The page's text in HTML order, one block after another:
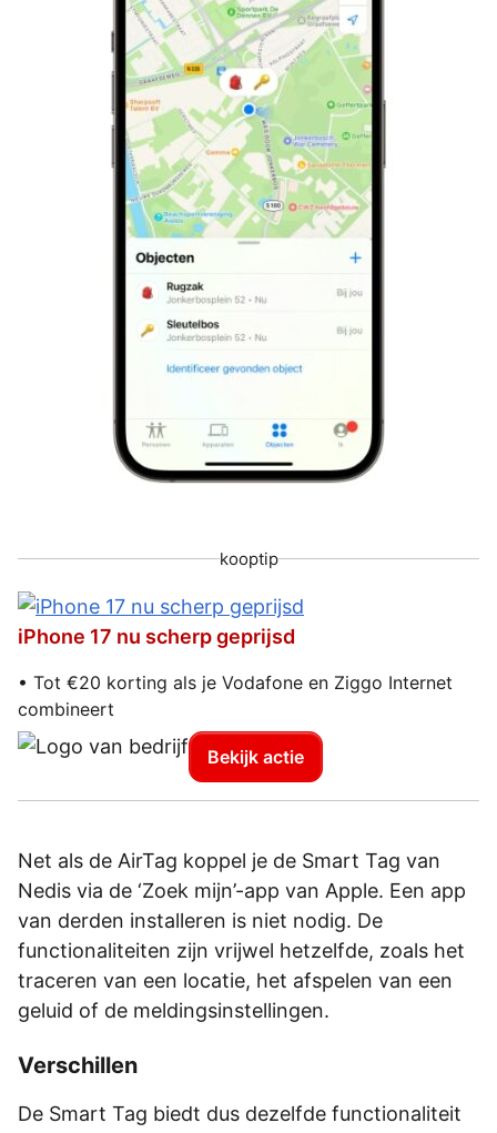
kooptip
iPhone 17 nu scherp geprijsd
• Tot €20 korting als je Vodafone en Ziggo Internet
combineert
Bekijk actie
Net als de AirTag koppel je de Smart Tag van
Nedis via de ‘Zoek mijn’-app van Apple. Een app
van derden installeren is niet nodig. De
functionaliteiten zijn vrijwel hetzelfde, zoals het
traceren van een locatie, het afspelen van een
geluid of de meldingsinstellingen.
Verschillen
De Smart Tag biedt dus dezelfde functionaliteit